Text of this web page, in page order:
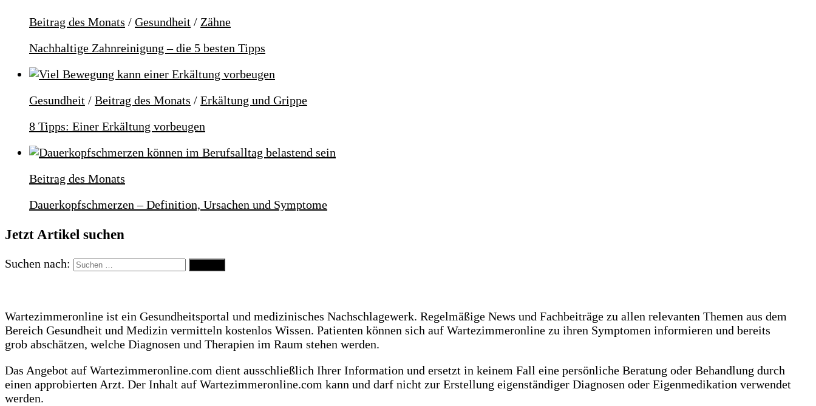
Beitrag des Monats / Gesundheit / Zähne
Nachhaltige Zahnreinigung – die 5 besten Tipps
Gesundheit / Beitrag des Monats / Erkältung und Grippe
8 Tipps: Einer Erkältung vorbeugen
Beitrag des Monats
Dauerkopfschmerzen – Definition, Ursachen und Symptome
Jetzt Artikel suchen
Suchen nach:
Wartezimmeronline ist ein Gesundheitsportal und medizinisches Nachschlagewerk. Regelmäßige News und Fachbeiträge zu allen relevanten Themen aus dem
Bereich Gesundheit und Medizin vermitteln kostenlos Wissen. Patienten können sich auf Wartezimmeronline zu ihren Symptomen informieren und bereits
grob abschätzen, welche Diagnosen und Therapien im Raum stehen werden.
Das Angebot auf Wartezimmeronline.com dient ausschließlich Ihrer Information und ersetzt in keinem Fall eine persönliche Beratung oder Behandlung durch
einen approbierten Arzt. Der Inhalt auf Wartezimmeronline.com kann und darf nicht zur Erstellung eigenständiger Diagnosen oder Eigenmedikation verwendet
werden.